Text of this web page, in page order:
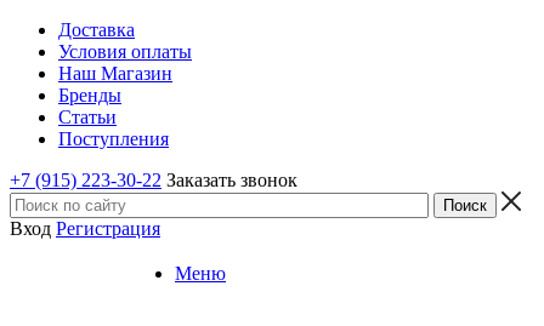
Доставка
Условия оплаты
Наш Магазин
Бренды
Статьи
Поступления
+7 (915) 223-30-22 Заказать звонок
Вход Регистрация
Меню